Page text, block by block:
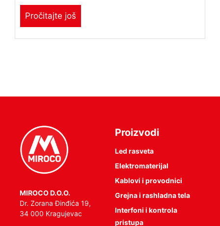
Pročitajte još
MIROCO D.O.O.
Dr. Zorana Đinđića 19,
34 000 Kragujevac
Proizvodi
Led rasveta
Elektromaterijal
Kablovi i provodnici
Grejna i rashladna tela
Interfoni i kontrola
pristupa